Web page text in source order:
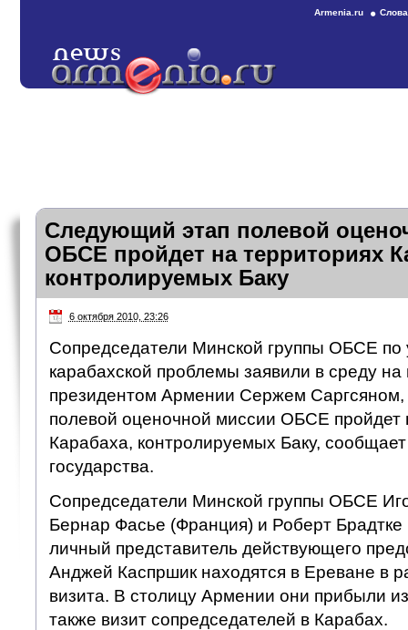
Armenia.ru
Следующий этап полевой
ОБСЕ пройдет на территориях
контролируемых Баку
6 октября 2010, 23:26
Сопредседатели Минской группы ОБСЕ по
карабахской проблемы заявили в среду на
президентом Армении Сержем Саргсяном,
полевой оценочной миссии ОБСЕ пройдет
Карабаха, контролируемых Баку,
государства.
Сопредседатели Минской группы ОБСЕ
Бернар Фасье (Франция) и Роберт
личный представитель действующего
Анджей Каспршик находятся в Ереване в
визита. В столицу Армении они прибыли
также визит сопредседателей в Карабах.